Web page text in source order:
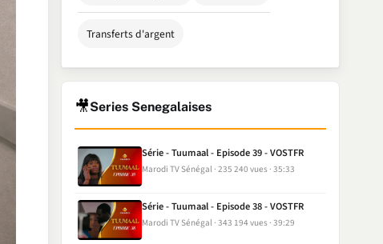
Transferts d'argent
🎥Series Senegalaises
Série - Tuumaal - Episode 39 - VOSTFR
Marodi TV Sénégal 235 240 vues 35:33
Série - Tuumaal - Episode 38 - VOSTFR
Marodi TV Sénégal 343 194 vues 39:29